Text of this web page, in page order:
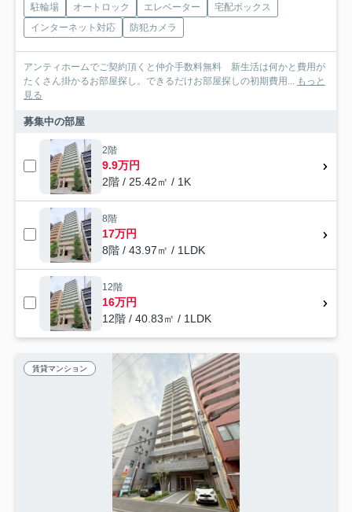
駐輪場 オートロック エレベーター
宅配ボックス
インターネット対応
防犯カメラ
アンティホームでご契約頂くと仲介手数料無料 新生活は何かと費用が
たくさん掛かるお部屋探し。できるだけお部屋探しの初期費用...
もっと
見る
募集中の部屋
2階
9.9万円
2階 / 25.42㎡ / 1K
8階
17万円
8階 / 43.97㎡ / 1LDK
12階
16万円
12階 / 40.83㎡ / 1LDK
賃貸マンション